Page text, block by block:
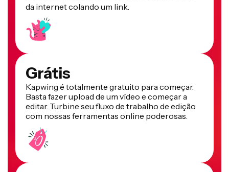
da internet colando um link.
Grátis
Kapwing é totalmente gratuito para começar.
Basta fazer upload de um vídeo e começar a
editar. Turbine seu fluxo de trabalho de edição
com nossas ferramentas online poderosas.